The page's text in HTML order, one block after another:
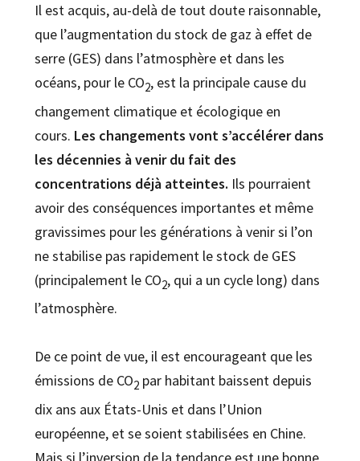
Il est acquis, au-delà de tout doute raisonnable,
que l’augmentation du stock de gaz à effet de
serre (GES) dans l’atmosphère et dans les
océans, pour le CO2, est la principale cause du
changement climatique et écologique en
cours. Les changements vont s’accélérer dans
les décennies à venir du fait des
concentrations déjà atteintes. Ils pourraient
avoir des conséquences importantes et même
gravissimes pour les générations à venir si l’on
ne stabilise pas rapidement le stock de GES
(principalement le CO2, qui a un cycle long) dans
l’atmosphère.
De ce point de vue, il est encourageant que les
émissions de CO2par habitant baissent depuis
dix ans aux États-Unis et dans l’Union
européenne, et se soient stabilisées en Chine.